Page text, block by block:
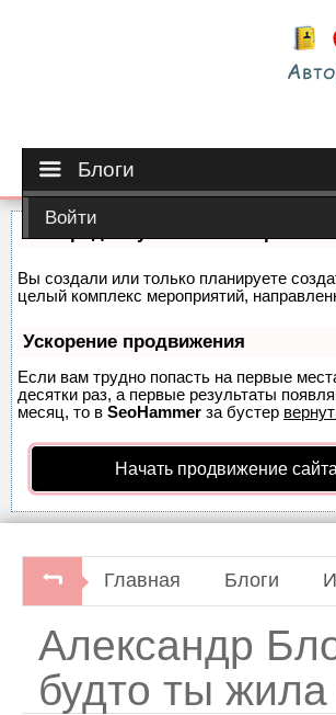
Блоги
Войти
Вы создали или только планируете
целый комплекс мероприятий,
Ускорение продвижения
Если вам трудно попасть на первые
десятки раз, а первые результаты
месяц, то в SeoHammer за бустер
Начать продвижение сайта
Главная Блоги
Александр
будто ты